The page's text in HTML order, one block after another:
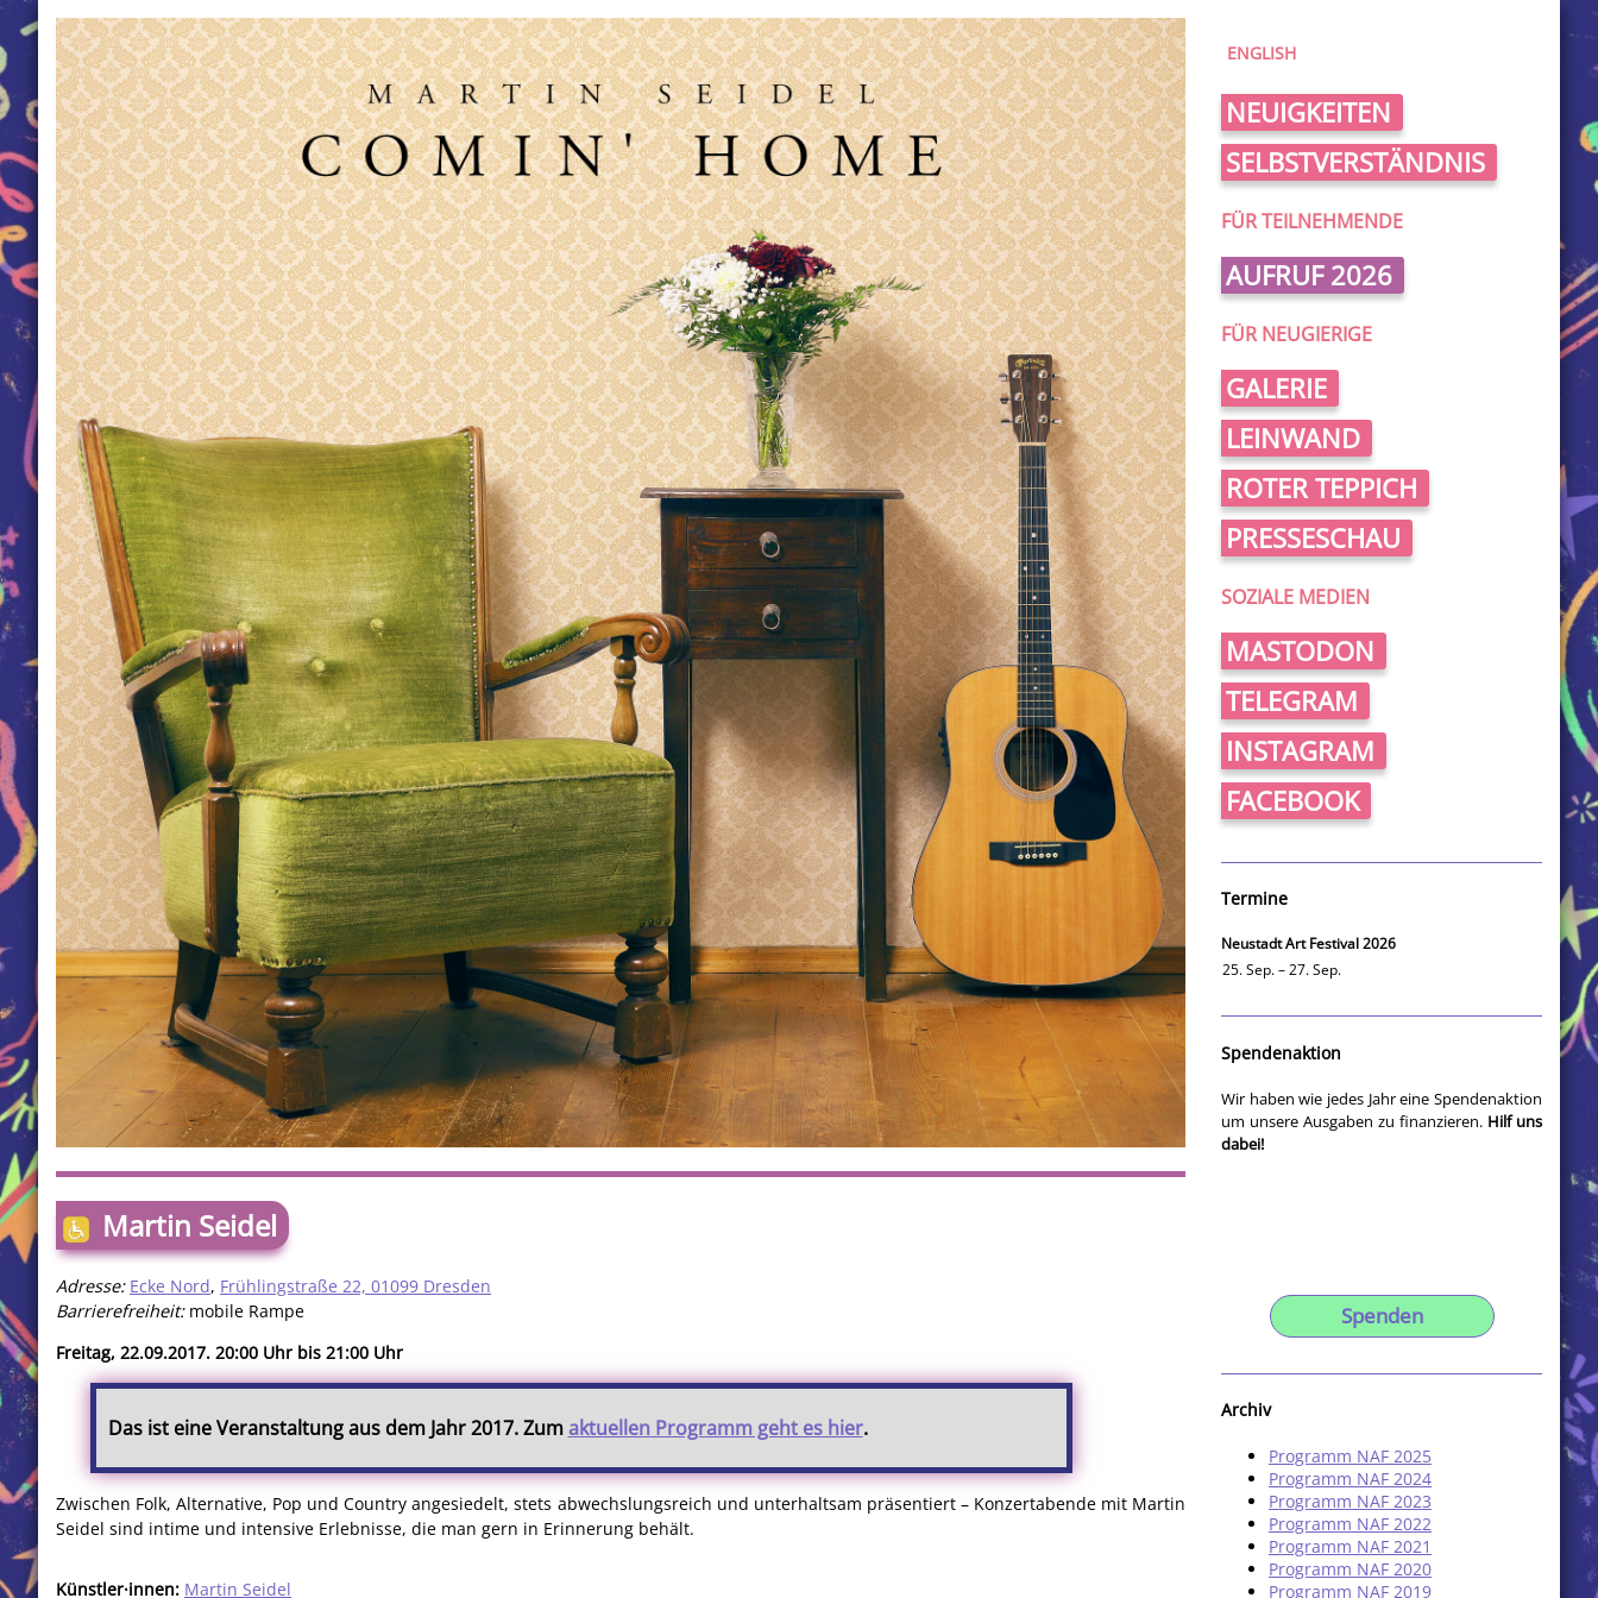
Martin Seidel
Adresse: Ecke Nord, Frühlingstraße 22, 01099 Dresden
Barrierefreiheit:mobile Rampe
Freitag, 22.09.2017. 20:00 Uhr bis 21:00 Uhr
Das ist eine Veranstaltung aus dem Jahr 2017. Zumaktuellen Programm geht es hier.
Zwischen Folk, Alternative, Pop und Country angesiedelt, stets abwechslungsreich und unterhaltsam präsentiert – Konzertabende mit Martin
Seidel sind intime und intensive Erlebnisse, die man gern in Erinnerung behält.
Künstler·innen: Martin Seidel
ENGLISH
NEUIGKEITEN
SELBSTVERSTÄNDNIS
FÜR TEILNEHMENDE
AUFRUF 2026
FÜR NEUGIERIGE
GALERIE
LEINWAND
ROTER TEPPICH
PRESSESCHAU
SOZIALE MEDIEN
MASTODON
TELEGRAM
INSTAGRAM
FACEBOOK
Termine
Neustadt Art Festival 2026
25. Sep. – 27. Sep.
Spendenaktion
Wir haben wie jedes Jahr eine Spendenaktion
um unsere Ausgaben zu finanzieren. Hilf uns
dabei!
Spenden
Archiv
Programm NAF 2025
Programm NAF 2024
Programm NAF 2023
Programm NAF 2022
Programm NAF 2021
Programm NAF 2020
Programm NAF 2019